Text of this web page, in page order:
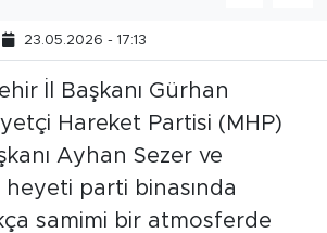
23.05.2026 - 17:13
İl Başkanı Gürhan
Hareket Partisi (MHP)
Ayhan Sezer ve
parti binasında
samimi bir atmosferde